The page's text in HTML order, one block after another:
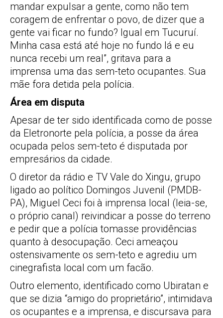
mandar expulsar a gente, como não tem
coragem de enfrentar o povo, de dizer que a
gente vai ficar no fundo? Igual em Tucuruí.
Minha casa está até hoje no fundo lá e eu
nunca recebi um real”, gritava para a
imprensa uma das sem-teto ocupantes. Sua
mãe fora detida pela polícia.
Área em disputa
Apesar de ter sido identificada como de posse
da Eletronorte pela polícia, a posse da área
ocupada pelos sem-teto é disputada por
empresários da cidade.
O diretor da rádio e TV Vale do Xingu, grupo
ligado ao político Domingos Juvenil (PMDB-
PA), Miguel Ceci foi à imprensa local (leia-se,
o próprio canal) reivindicar a posse do terreno
e pedir que a polícia tomasse providências
quanto à desocupação. Ceci ameaçou
ostensivamente os sem-teto e agrediu um
cinegrafista local com um facão.
Outro elemento, identificado como Ubiratan e
que se dizia “amigo do proprietário”, intimidava
os ocupantes e a imprensa, e discursava para